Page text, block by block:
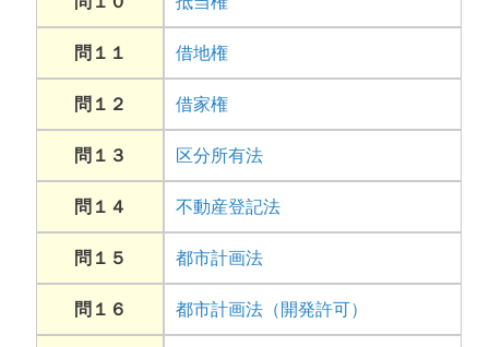
問１１ 借地権
問１２ 借家権
問１３ 区分所有法
問１４ 不動産登記法
問１５ 都市計画法
問１６ 都市計画法（開発許可）